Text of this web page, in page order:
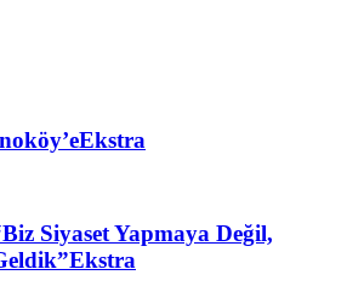
Ekstra
Siyaset Yapmaya Değil,
Ekstra